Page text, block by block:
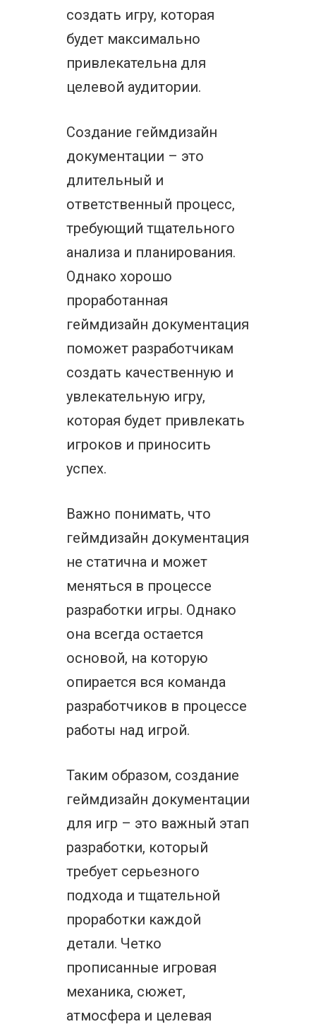
создать игру, которая
будет максимально
привлекательна для
целевой аудитории.
Создание геймдизайн
документации – это
длительный и
ответственный процесс,
требующий тщательного
анализа и планирования.
Однако хорошо
проработанная
геймдизайн документация
поможет разработчикам
создать качественную и
увлекательную игру,
которая будет привлекать
игроков и приносить
успех.
Важно понимать, что
геймдизайн документация
не статична и может
меняться в процессе
разработки игры. Однако
она всегда остается
основой, на которую
опирается вся команда
разработчиков в процессе
работы над игрой.
Таким образом, создание
геймдизайн документации
для игр – это важный этап
разработки, который
требует серьезного
подхода и тщательной
проработки каждой
детали. Четко
прописанные игровая
механика, сюжет,
атмосфера и целевая